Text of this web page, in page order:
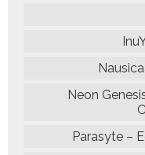
Neon
Parasyte –